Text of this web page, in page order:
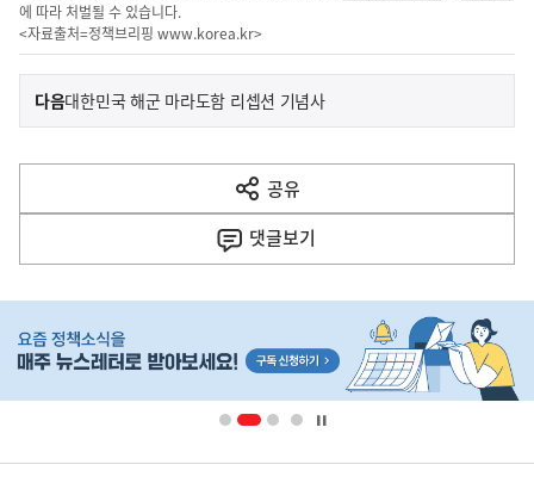
에 따라 처벌될 수 있습니다.
<자료출처=정책브리핑 www.korea.kr>
이
전
다
음
다음기
사
대한민국 해군 마라도함 리셉션 기념사
공유
열
기
댓글보기
단
영